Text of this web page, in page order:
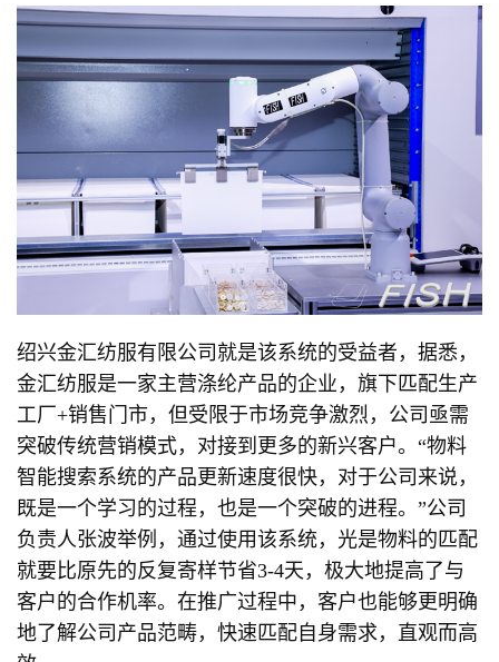
绍兴金汇纺服有限公司就是该系统的受益者，据悉，
金汇纺服是一家主营涤纶产品的企业，旗下匹配生产
工厂+销售门市，但受限于市场竞争激烈，公司亟需
突破传统营销模式，对接到更多的新兴客户。“物料
智能搜索系统的产品更新速度很快，对于公司来说，
既是一个学习的过程，也是一个突破的进程。”公司
负责人张波举例，通过使用该系统，光是物料的匹配
就要比原先的反复寄样节省3-4天，极大地提高了与
客户的合作机率。在推广过程中，客户也能够更明确
地了解公司产品范畴，快速匹配自身需求，直观而高